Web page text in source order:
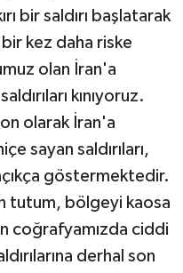
bir saldırı başlatarak
kez daha riske
olan İran'a
kınıyoruz.
olarak İran'a
sayan saldırıları,
göstermektedir.
tutum, bölgeyi kaosa
coğrafyamızda ciddi
derhal son